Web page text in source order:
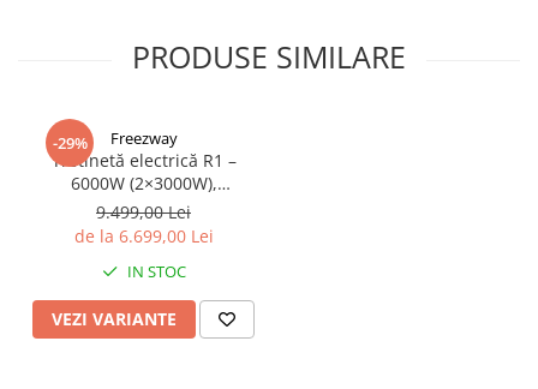
PRODUSE SIMILARE
-29% Freezway
Trotinetă electrică R1 –
6000W (2×3000W),
autonomie 100 km, viteză
90 km/h, suspensie dublă,
frâne hidraulice
9.499,00 Lei
de la 6.699,00 Lei
IN STOC
VEZI VARIANTE